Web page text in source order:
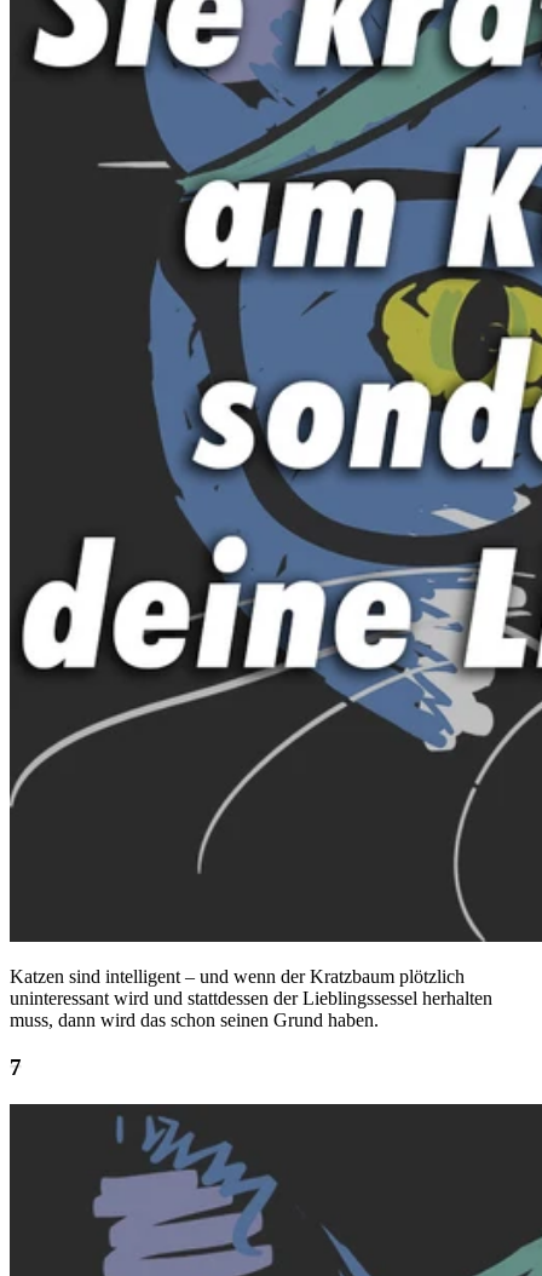
Katzen sind intelligent – und wenn der Kratzbaum plötzlich
uninteressant wird und stattdessen der Lieblingssessel herhalten
muss, dann wird das schon seinen Grund haben.